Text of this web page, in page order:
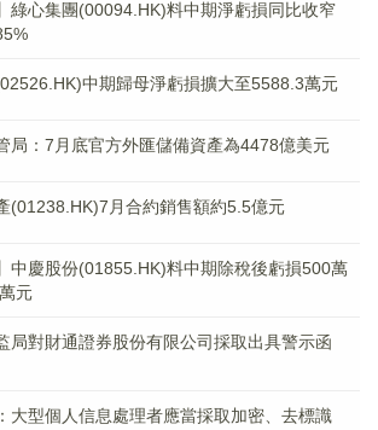
綠心集團(00094.HK)料中期淨虧損同比收窄
中期歸母淨虧損擴大至5588.3萬元
局：7月底官方外匯儲備資產為4478億美元
(01238.HK)7月合約銷售額約5.5億元
中慶股份(01855.HK)料中期除稅後虧損500萬
元
局對財通證券股份有限公司採取出具警示函
大型個人信息處理者應當採取加密、去標識